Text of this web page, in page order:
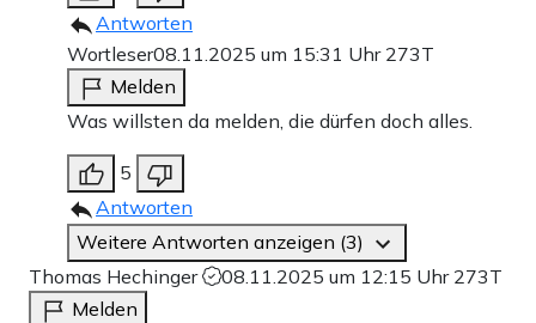
Antworten
Wortleser08.11.2025 um 15:31 Uhr 273T
Melden
Was willsten da melden, die dürfen doch alles.
5
Antworten
Weitere Antworten anzeigen (3)
Thomas Hechinger
08.11.2025 um 12:15 Uhr 273T
Melden